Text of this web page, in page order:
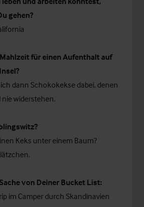
gehen?
für einen Aufenthalt auf
dann Schokokekse dabei, denen
widerstehen.
Keks unter einem Baum?
von Deiner Bucket List:
im Camper durch Skandinavien